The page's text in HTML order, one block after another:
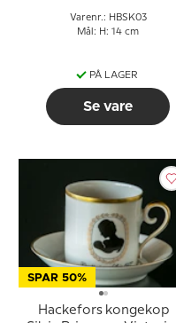
Varenr.: HBSK03
Mål: H: 14 cm
PÅ LAGER
Se vare
SPAR 50%
Hackefors kongekop